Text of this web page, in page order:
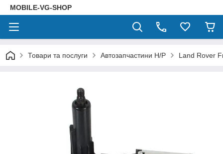
MOBILE-VG-SHOP
Товари та послуги Автозапчастини Н/Р Land Rover